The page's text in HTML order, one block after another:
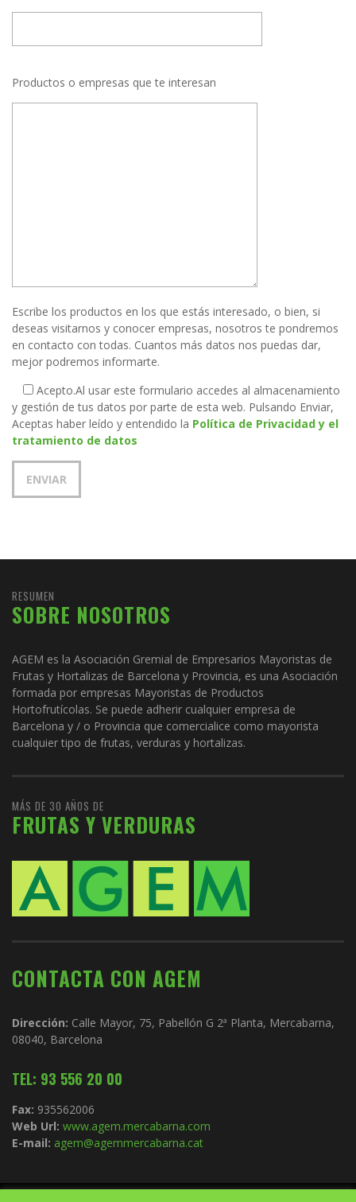
Productos o empresas que te interesan
Escribe los productos en los que estás interesado, o bien, si
deseas visitarnos y conocer empresas, nosotros te pondremos
en contacto con todas. Cuantos más datos nos puedas dar,
mejor podremos informarte.
Acepto.Al usar este formulario accedes al almacenamiento
y gestión de tus datos por parte de esta web. Pulsando Enviar,
Aceptas haber leído y entendido la Política de Privacidad y el
tratamiento de datos
RESUMEN
SOBRE NOSOTROS
AGEM es la Asociación Gremial de Empresarios Mayoristas de
Frutas y Hortalizas de Barcelona y Provincia, es una Asociación
formada por empresas Mayoristas de Productos
Hortofrutícolas. Se puede adherir cualquier empresa de
Barcelona y / o Provincia que comercialice como mayorista
cualquier tipo de frutas, verduras y hortalizas.
MÁS DE 30 AÑOS DE
FRUTAS Y VERDURAS
CONTACTA CON AGEM
Dirección: Calle Mayor, 75, Pabellón G 2ª Planta, Mercabarna,
08040, Barcelona
TEL: 93 556 20 00
Fax: 935562006
Web Url: www.agem.mercabarna.com
E-mail: agem@agemmercabarna.cat